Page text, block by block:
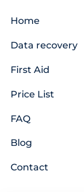
Home
Data recovery
First Aid
Price List
FAQ
Blog
Contact